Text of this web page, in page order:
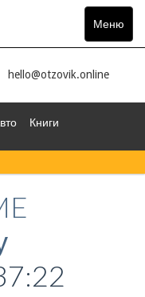
Меню
Toggle
hello@otzovik.online
Книги